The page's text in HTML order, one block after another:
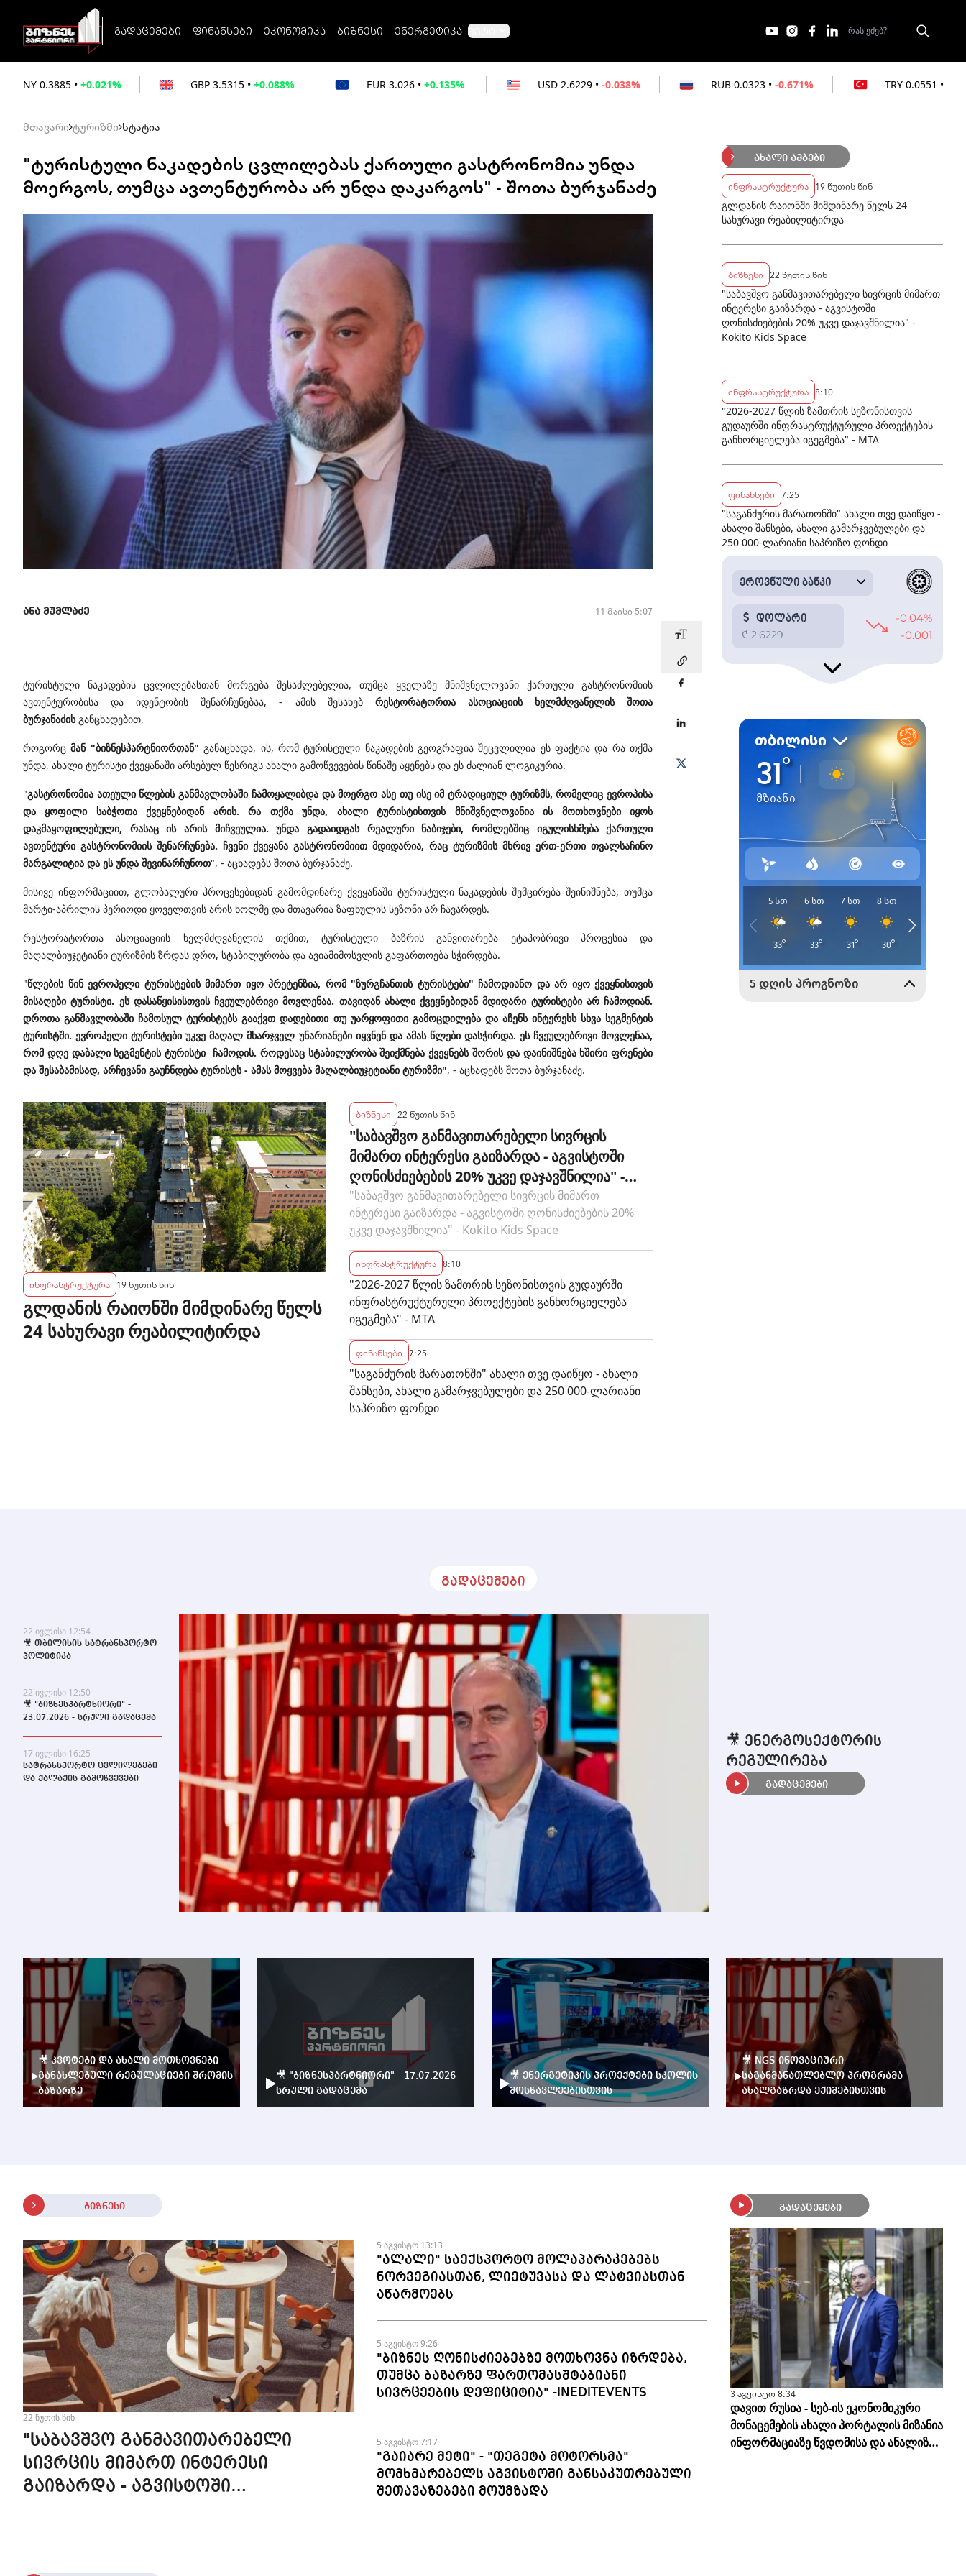
გადაცემები ფინანსები ეკონომიკა ბიზნესი ენერგეტიკა მეტი
GBP 3.5315 +0.088% EUR +0.135% USD • -0.038% RUB • -0.671% TRY -0.181%
მთავარი ტურიზმი სტატია
"ტურისტული ნაკადების ცვლილებას ქართული გასტრონომია უნდა
მოერგოს, თუმცა ავთენტურობა არ უნდა დაკარგოს" - შოთა ბურჯანაძე
ანა მუმლაძე 11 მაისი 5:07
ტურისტული ნაკადების ცვლილებასთან მორგება შესაძლებელია, თუმცა ყველაზე მნიშვნელოვანი ქართული გასტრონომიის
ავთენტურობისა და იდენტობის შენარჩუნებაა, - ამის შესახებ რესტორატორთა ასოციაციის ხელმძღვანელის შოთა
ბურჯანაძისგანცხადებით,
როგორცმან "ბიზნესპარტნიორთან" განაცხადა, ის, რომ ტურისტული ნაკადების გეოგრაფია შეცვლილია ეს ფაქტია და რა თქმა
უნდა, ახალი ტურისტი ქვეყანაში არსებულ წესრიგს ახალი გამოწვევების წინაშე აყენებს და ეს ძალიან ლოგიკურია.
"გასტრონომია ათეული წლების განმავლობაში ჩამოყალიბდა და მოერგო ასე თუ ისე იმ ტრადიციულ ტურიზმს, რომელიც ევროპისა
და ყოფილი საბჭოთა ქვეყნებიდან არის. რა თქმა უნდა, ახალი ტურისტისთვის მნიშვნელოვანია ის მოთხოვნები იყოს
დაკმაყოფილებული, რასაც ის არის მიჩვეულია. უნდა გადაიდგას რეალური ნაბიჯები, რომლებშიც იგულისხმება ქართული
ავთენტური გასტრონომიის შენარჩუნება. ჩვენი ქვეყანა გასტრონომიით მდიდარია, რაც ტურიზმის მხრივ ერთ-ერთი თვალსაჩინო
მარგალიტია და ეს უნდა შევინარჩუნოთ", - აცხადებს შოთა ბურჯანაძე.
მისივე ინფორმაციით, გლობალური პროცესებიდან გამომდინარე ქვეყანაში ტურისტული ნაკადების შემცირება შეინიშნება, თუმცა
მარტი-აპრილის პერიოდი ყოველთვის არის ხოლმე და მთავარია ზაფხულის სეზონი არ ჩავარდეს.
რესტორატორთა ასოციაციის ხელმძღვანელის თქმით, ტურისტული ბაზრის განვითარება ეტაპობრივი პროცესია და
მაღალბიუჯეტიანი ტურიზმის ზრდას დრო, სტაბილურობა და ავიამიმოსვლის გაფართოება სჭირდება.
"წლების წინ ევროპელი ტურისტების მიმართ იყო პრეტენზია, რომ "ზურგჩანთის ტურისტები" ჩამოდიანო და არ იყო ქვეყნისთვის
მისაღები ტურისტი. ეს დასაწყისისთვის ჩვეულებრივი მოვლენაა. თავიდან ახალი ქვეყნებიდან მდიდარი ტურისტები არ ჩამოდიან.
დროთა განმავლობაში ჩამოსულ ტურისტებს გააქვთ დადებითი თუ უარყოფითი გამოცდილება და აჩენს ინტერესს სხვა სეგმენტის
ტურისტში. ევროპელი ტურისტები უკვე მაღალ მხარჯველ უნარიანები იყვნენ და ამას წლები დასჭირდა. ეს ჩვეულებრივი მოვლენაა,
რომ დღე დაბალი სეგმენტის ტურისტი ჩამოდის. როდესაც სტაბილურობა შეიქმნება ქვეყნებს შორის და დაინიშნება ხშირი ფრენები
და შესაბამისად, არჩევანი გაუჩნდება ტურისტს - ამას მოყვება მაღალბიუჯეტიანი ტურიზმი", - აცხადებს შოთა ბურჯანაძე.
ინფრასტრუქტურა 19 წუთის წინ
გლდანის რაიონში მიმდინარე წელს
24 სახურავი რეაბილიტირდა
ბიზნესი 22 წუთის წინ
"საბავშვო განმავითარებელი სივრცის
მიმართ ინტერესი გაიზარდა - აგვისტოში
ღონისძიებების 20% უკვე დაჯავშნილია" -
Kokito Kids Space
"საბავშვო განმავითარებელი სივრცის მიმართ
ინტერესი გაიზარდა - აგვისტოში ღონისძიებების 20%
უკვე დაჯავშნილია" - Kokito Kids Space
ინფრასტრუქტურა 8:10
"2026-2027 წლის ზამთრის სეზონისთვის გუდაურში
ინფრასტრუქტურული პროექტების განხორციელება
იგეგმება" - MTA
ფინანსები 7:25
"საგანძურის მარათონში" ახალი თვე დაიწყო - ახალი
შანსები, ახალი გამარჯვებულები და 250 000-ლარიანი
საპრიზო ფონდი
ახალი ამბები
ინფრასტრუქტურა 19 წუთის წინ
გლდანის რაიონში მიმდინარე წელს 24
სახურავი რეაბილიტირდა
ბიზნესი 22 წუთის წინ
"საბავშვო განმავითარებელი სივრცის მიმართ
ინტერესი გაიზარდა - აგვისტოში
ღონისძიებების 20% უკვე დაჯავშნილია" -
Kokito Kids Space
ინფრასტრუქტურა 8:10
"2026-2027 წლის ზამთრის სეზონისთვის
გუდაურში ინფრასტრუქტურული პროექტების
განხორციელება იგეგმება" - MTA
ფინანსები 7:25
"საგანძურის მარათონში" ახალი თვე დაიწყო -
ახალი შანსები, ახალი გამარჯვებულები და
250 000-ლარიანი საპრიზო ფონდი
გადაცემები
22 ივლისი 12:54
🎥 თბილისის სატრანსპორტო
პოლიტიკა
22 ივლისი 12:50
🎥 "ბიზნესპარტნიორი" -
23.07.2026 - სრული გადაცემა
17 ივლისი 16:25
სატრანსპორტო ცვლილებები
და ქალაქის გამოწვევები
🎥 ენერგოსექტორის
რეგულირება
გადაცემები
🎥 კვოტები და ახალი მოთხოვნები -
განახლებული რეგულაციები შრომის
ბაზარზე
🎥 "ბიზნესპარტნიორი" - 17.07.2026 -
სრული გადაცემა
🎥 ენერგეტიკის პროექტები სკოლის
მოსწავლეებისთვის
🎥 NGS-ინოვაციური
საგანმანათლებლო პროგრამა
ახალგაზრდა ექიმებისთვის
ბიზნესი
22 წუთის წინ
"საბავშვო განმავითარებელი
სივრცის მიმართ ინტერესი
გაიზარდა - აგვისტოში
5 აგვისტო 13:13
"ალალი" საექსპორტო მოლაპარაკებებს
ნორვეგიასთან, ლიეტუვასა და ლატვიასთან
აწარმოებს
5 აგვისტო 9:26
"ბიზნეს ღონისძიებებზე მოთხოვნა იზრდება,
თუმცა ბაზარზე ფართომასშტაბიანი
სივრცეების დეფიციტია" -INEDITEVENTS
5 აგვისტო 7:17
"გაიარე მეტი" - "თეგეტა მოტორსმა"
მომხმარებელს აგვისტოში განსაკუთრებული
შეთავაზებები მოუმზადა
გადაცემები
3 აგვისტო 8:34
დავით რუსია - სებ-ის ეკონომიკური
მონაცემების ახალი პორტალის მიზანია
ინფორმაციაზე წვდომისა და ანალიზის